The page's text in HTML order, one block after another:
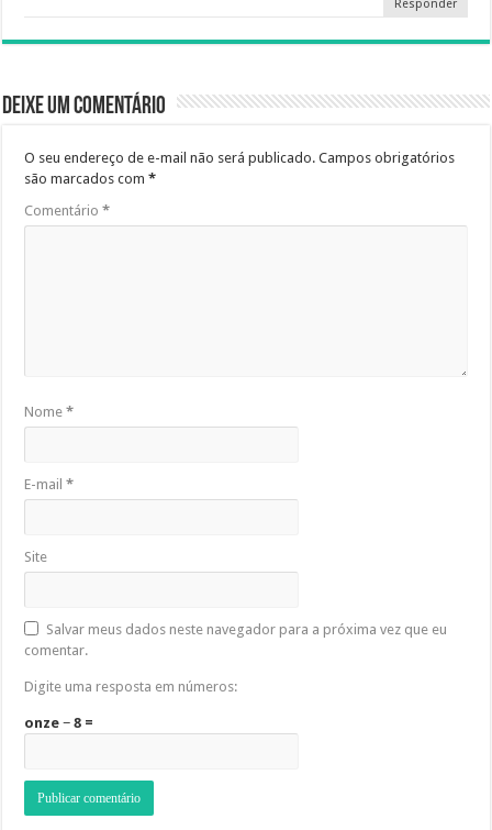
Responder
Deixe um comentário
O seu endereço de e-mail não será publicado. Campos obrigatórios
são marcados com*
Comentário*
Nome*
E-mail*
Site
Salvar meus dados neste navegador para a próxima vez que eu
comentar.
Digite uma resposta em números:
onze − 8 =